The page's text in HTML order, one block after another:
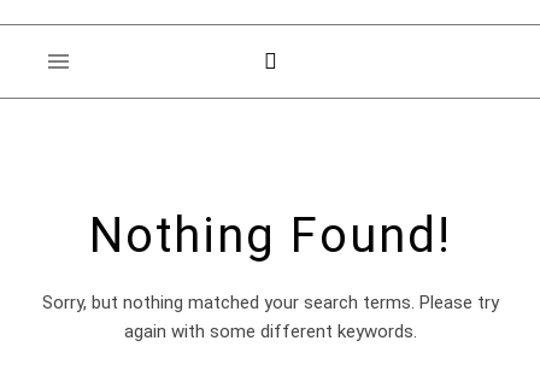
Nothing Found!
Sorry, but nothing matched your search terms. Please try
again with some different keywords.